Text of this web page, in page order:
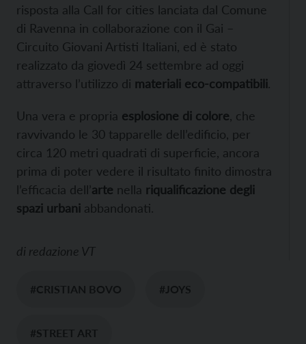
risposta alla Call for cities lanciata dal Comune
di Ravenna in collaborazione con il Gai –
Circuito Giovani Artisti Italiani, ed è stato
realizzato da giovedì 24 settembre ad oggi
attraverso l’utilizzo di materiali eco-compatibili.
Una vera e propria esplosione di colore , che
ravvivando le 30 tapparelle dell’edificio, per
circa 120 metri quadrati di superficie, ancora
prima di poter vedere il risultato finito dimostra
l’efficacia dell’arte nella riqualificazione degli
spazi urbani abbandonati.
di redazione VT
#CRISTIAN BOVO #JOYS
#STREET ART